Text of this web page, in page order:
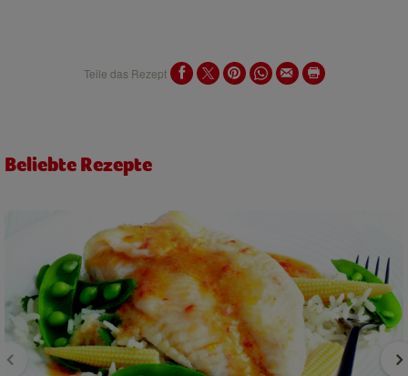
Teile das Rezept
Beliebte Rezepte